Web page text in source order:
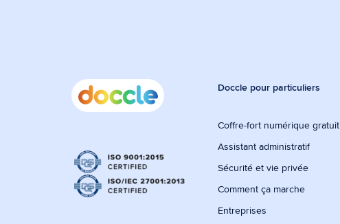
Doccle pour particuliers
Coffre-fort numérique gratuit
Assistant administratif
Sécurité et vie privée
Comment ça marche
Entreprises